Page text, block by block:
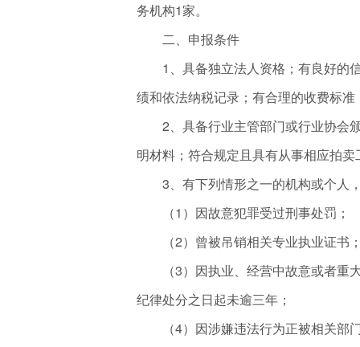
务机构1家。
二、申报条件
1、具备独立法人资格；有良好的信
绩和依法纳税记录；有合理的收费标
2、具备行业主管部门或行业协会颁
明材料；符合规定且具有从事相应拍
3、有下列情形之一的机构或个人
（1）因故意犯罪受过刑事处罚；
（2）曾被吊销相关专业执业证书
（3）因执业、经营中故意或者重大
纪律处分之日起未逾三年；
（4）因涉嫌违法行为正被相关部